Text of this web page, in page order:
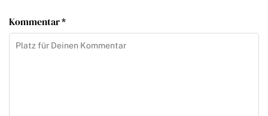
Kommentar *